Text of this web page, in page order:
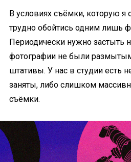
В условиях съёмки, которую
трудно обойтись одним лишь
Периодически нужно застыть
фотографии не были
штативы. У нас в студии есть
заняты, либо слишком
съёмки.